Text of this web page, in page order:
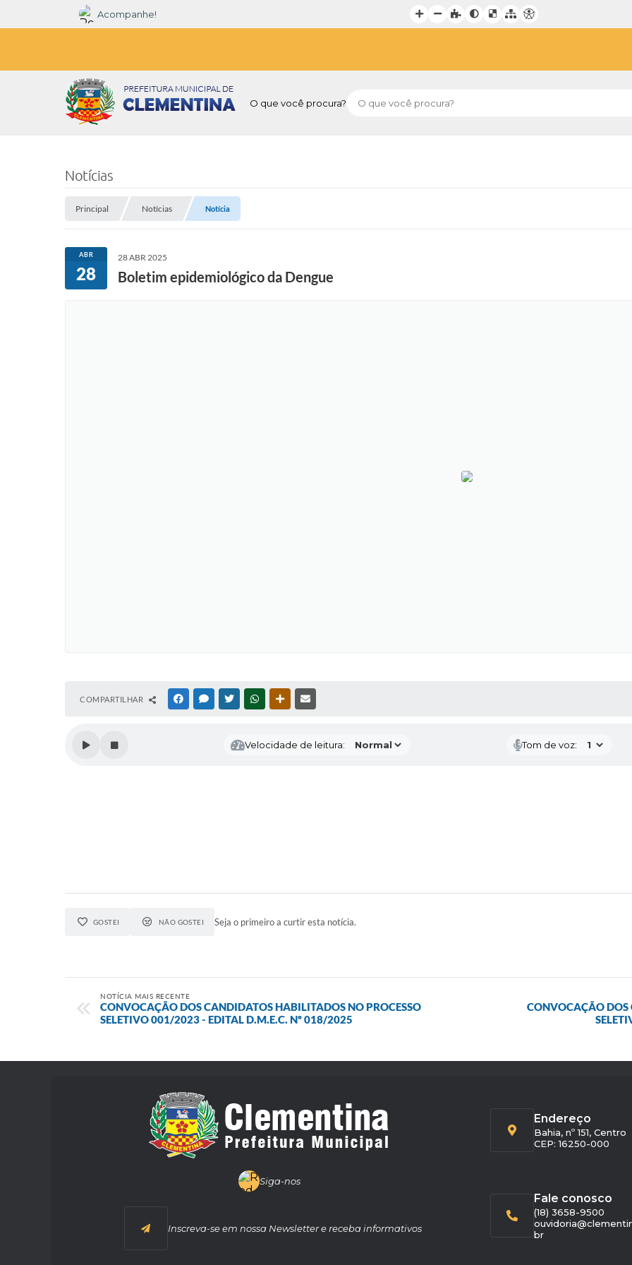
Acompanhe!
O que você procura?
Notícias
Principal Notícias Notícia
ABR
28
28 ABR 2025
Boletim epidemiológico da Dengue
COMPARTILHAR FACEBOOKMESSENGER
TWITTERWHATSAPPOUTRAS MÍDIAS
Velocidade de leitura: Tom de voz:
GOSTEI NÃO GOSTEI Seja o primeiro a curtir esta notícia.
NOTÍCIA MAIS RECENTE
CONVOCAÇÃO DOS CANDIDATOS HABILITADOS NO PROCESSO
SELETIVO 001/2023 - EDITAL D.M.E.C. Nº 018/2025
CONVOCAÇÃO DOS
Siga-nos
Inscreva-se em nossa Newsletter e receba informativos
Endereço
Bahia, nº 151, Centro
CEP: 16250-000
Fale conosco
(18) 3658-9500
br